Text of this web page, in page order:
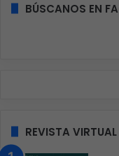
BÚSCANOS EN
REVISTA VIRTUAL